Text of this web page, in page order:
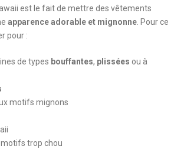
est le fait de mettre des vêtements
apparence adorable et mignonne. Pour ce
pour :
de types bouffantes, plissées ou à
motifs mignons
motifs trop chou